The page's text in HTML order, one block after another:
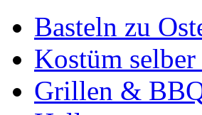
Basteln zu
Kostüm selber
Grillen &